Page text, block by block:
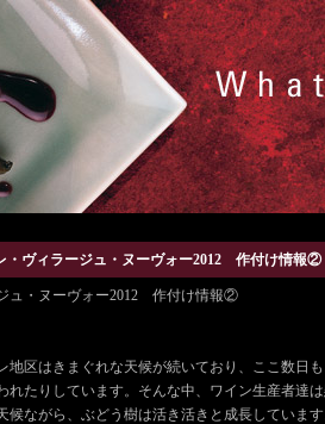
・ヴィラージュ・ヌーヴォー2012 作付け情報②
ュ・ヌーヴォー2012 作付け情報②
地区はきまぐれな天候が続いており、ここ数日
れたりしています。そんな中、ワイン生産者達は
候ながら、ぶどう樹は活き活きと成長しています